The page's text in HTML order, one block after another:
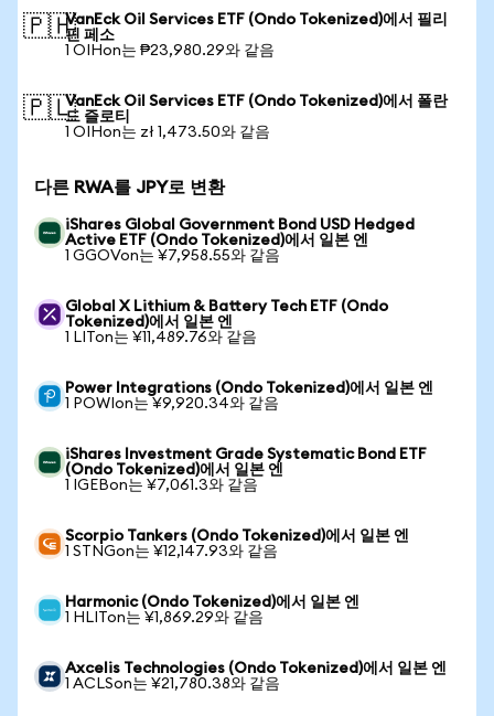
🇵🇭VanEck Oil Services ETF (Ondo Tokenized)에서 필리
핀 페소
1 OIHon는 ₱23,980.29와 같음
🇵🇱VanEck Oil Services ETF (Ondo Tokenized)에서 폴란
드 즐로티
1 OIHon는 zł 1,473.50와 같음
다른 RWA를 JPY로 변환
iShares Global Government Bond USD Hedged
Active ETF (Ondo Tokenized)에서 일본 엔
1 GGOVon는 ¥7,958.55와 같음
Global X Lithium & Battery Tech ETF (Ondo
Tokenized)에서 일본 엔
1 LITon는 ¥11,489.76와 같음
Power Integrations (Ondo Tokenized)에서 일본 엔
1 POWIon는 ¥9,920.34와 같음
iShares Investment Grade Systematic Bond ETF
(Ondo Tokenized)에서 일본 엔
1 IGEBon는 ¥7,061.3와 같음
Scorpio Tankers (Ondo Tokenized)에서 일본 엔
1 STNGon는 ¥12,147.93와 같음
Harmonic (Ondo Tokenized)에서 일본 엔
1 HLITon는 ¥1,869.29와 같음
Axcelis Technologies (Ondo Tokenized)에서 일본 엔
1 ACLSon는 ¥21,780.38와 같음